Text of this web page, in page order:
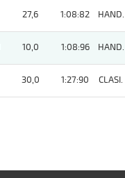
27,6 1:08:82 HAND.
10,0 1:08:96 HAND.
30,0 1:27:90 CLASI.